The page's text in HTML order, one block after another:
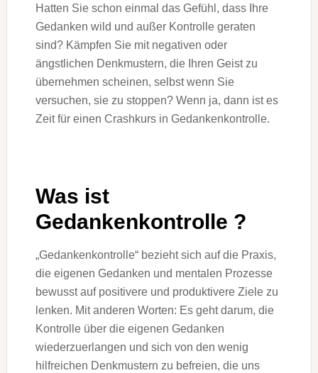
Hatten Sie schon einmal das Gefühl, dass Ihre
Gedanken wild und außer Kontrolle geraten
sind? Kämpfen Sie mit negativen oder
ängstlichen Denkmustern, die Ihren Geist zu
übernehmen scheinen, selbst wenn Sie
versuchen, sie zu stoppen? Wenn ja, dann ist es
Zeit für einen Crashkurs in Gedankenkontrolle.
Was ist
Gedankenkontrolle ?
„Gedankenkontrolle“ bezieht sich auf die Praxis,
die eigenen Gedanken und mentalen Prozesse
bewusst auf positivere und produktivere Ziele zu
lenken. Mit anderen Worten: Es geht darum, die
Kontrolle über die eigenen Gedanken
wiederzuerlangen und sich von den wenig
hilfreichen Denkmustern zu befreien, die uns